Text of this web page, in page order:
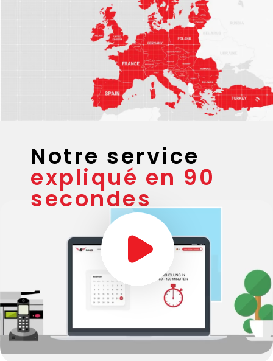
Notre service
expliqué en 90
secondes